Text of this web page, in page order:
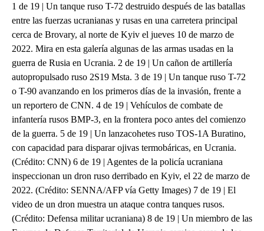
1 de 19 | Un tanque ruso T-72 destruido después de las batallas
entre las fuerzas ucranianas y rusas en una carretera principal
cerca de Brovary, al norte de Kyiv el jueves 10 de marzo de
2022. Mira en esta galería algunas de las armas usadas en la
guerra de Rusia en Ucrania. 2 de 19 | Un cañon de artillería
autopropulsado ruso 2S19 Msta. 3 de 19 | Un tanque ruso T-72
o T-90 avanzando en los primeros días de la invasión, frente a
un reportero de CNN. 4 de 19 | Vehículos de combate de
infantería rusos BMP-3, en la frontera poco antes del comienzo
de la guerra. 5 de 19 | Un lanzacohetes ruso TOS-1A Buratino,
con capacidad para disparar ojivas termobáricas, en Ucrania.
(Crédito: CNN) 6 de 19 | Agentes de la policía ucraniana
inspeccionan un dron ruso derribado en Kyiv, el 22 de marzo de
2022. (Crédito: SENNA/AFP vía Getty Images) 7 de 19 | El
video de un dron muestra un ataque contra tanques rusos.
(Crédito: Defensa militar ucraniana) 8 de 19 | Un miembro de las